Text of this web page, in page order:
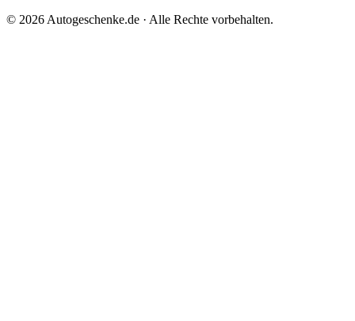
© 2026 Autogeschenke.de · Alle Rechte vorbehalten.